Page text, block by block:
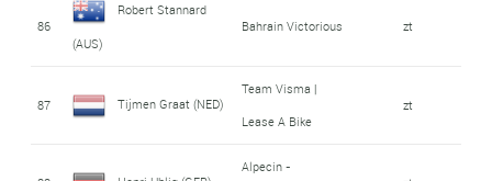
86
Robert Stannard
(AUS)
Bahrain Victorious zt
87 Tijmen Graat (NED)
Team Visma |
Lease A Bike
zt
Alpecin -